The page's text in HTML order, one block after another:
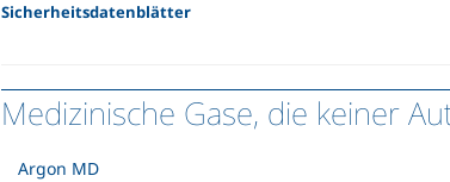
Sicherheitsdatenblätter
Medizinische Gase, die keiner
Argon MD